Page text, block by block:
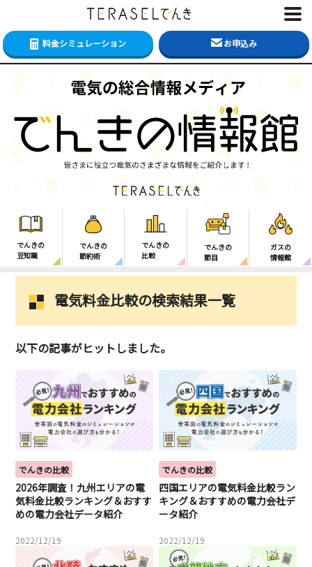
料金シミュレーション お申込み
でんきの
豆知識
でんきの
節約術
でんきの
比較
でんきの
節目
ガスの
情報館
電気料金比較の検索結果一覧
以下の記事がヒットしました。
でんきの比較
2026年調査！九州エリアの電
気料金比較ランキング＆おすす
めの電力会社データ紹介
2022/12/19
でんきの比較
四国エリアの電気料金比較ラン
キング＆おすすめの電力会社デ
ータ紹介
2022/12/19